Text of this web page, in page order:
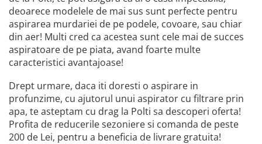
deoarece modelele de mai sus sunt perfecte pentru
aspirarea murdariei de pe podele, covoare, sau chiar
din aer! Multi cred ca acestea sunt cele mai de succes
aspiratoare de pe piata, avand foarte multe
caracteristici avantajoase!
Drept urmare, daca iti doresti o aspirare in
profunzime, cu ajutorul unui aspirator cu filtrare prin
apa, te asteptam cu drag la Polti sa descoperi oferta!
Profita de reducerile sezoniere si comanda de peste
200 de Lei, pentru a beneficia de livrare gratuita!